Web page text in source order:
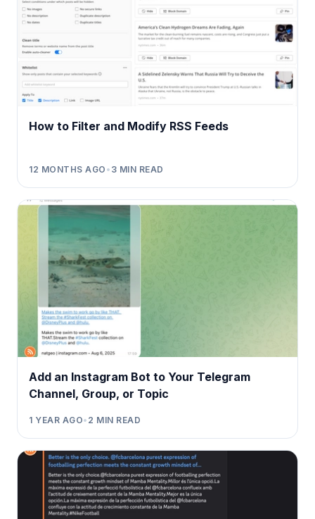
How to Filter and Modify RSS Feeds
12 MONTHS AGO • 3 MIN READ
Add an Instagram Bot to Your Telegram
Channel, Group, or Topic
1 YEAR AGO• 2 MIN READ